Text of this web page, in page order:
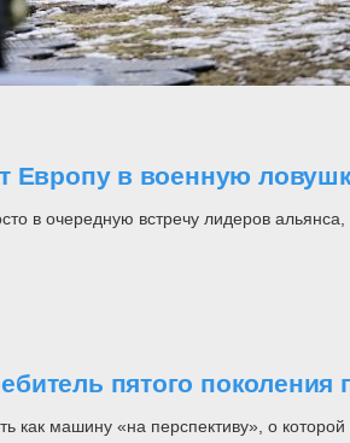
Европу в военную
очередную встречу лидеров альянса,
пятого поколения
как машину «на перспективу», о